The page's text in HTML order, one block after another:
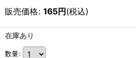
販売価格: 165円(税込)
在庫あり
数量: